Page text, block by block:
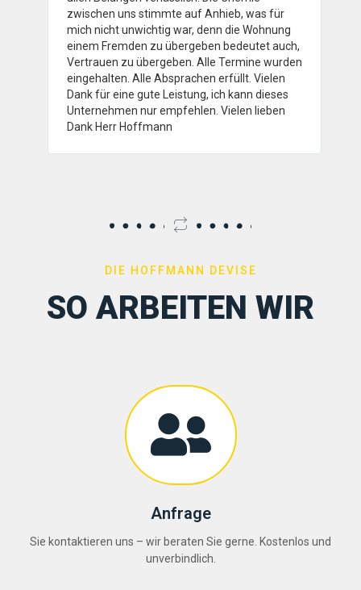
zwischen uns stimmte auf Anhieb, was für
mich nicht unwichtig war, denn die Wohnung
einem Fremden zu übergeben bedeutet auch,
Vertrauen zu übergeben. Alle Termine wurden
eingehalten. Alle Absprachen erfüllt. Vielen
Dank für eine gute Leistung, ich kann dieses
Unternehmen nur empfehlen. Vielen lieben
Dank Herr Hoffmann
DIE HOFFMANN DEVISE
SO ARBEITEN WIR
Anfrage
Sie kontaktieren uns – wir beraten Sie gerne. Kostenlos und
unverbindlich.